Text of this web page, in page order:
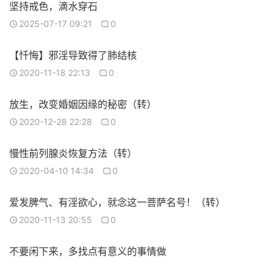
坚持戒色，滴水穿石
2025-07-17 09:21 0
【忏悔】邪淫导致得了肺结核
2020-11-18 22:13 0
放生，改变婚姻因缘的秘密（转）
2020-12-28 22:28 0
慢性前列腺炎恢复方法（转）
2020-04-10 14:34 0
爱发脾气、有淫欲心，就念这一菩萨名号！（转）
2020-11-13 20:55 0
不要闲下来，多找点有意义的事情做